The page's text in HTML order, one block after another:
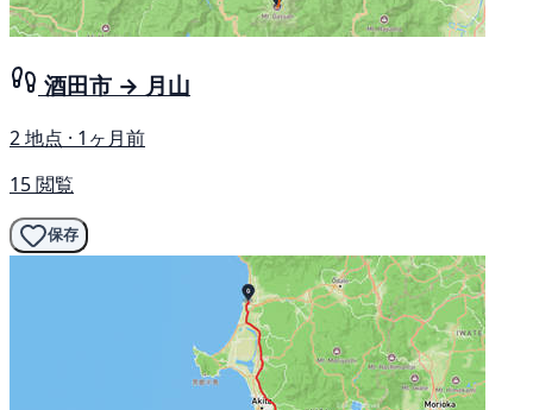
酒田市 → 月山
2 地点 · 1ヶ月前
15 閲覧
保存